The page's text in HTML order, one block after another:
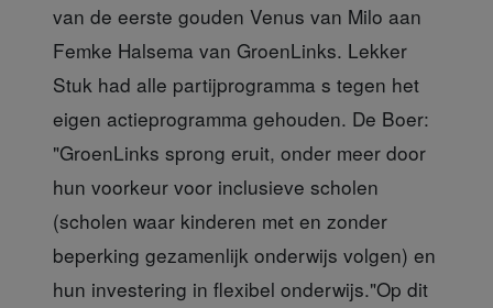
van de eerste gouden Venus van Milo aan
Femke Halsema van GroenLinks. Lekker
Stuk had alle partijprogramma s tegen het
eigen actieprogramma gehouden. De Boer:
"GroenLinks sprong eruit, onder meer door
hun voorkeur voor inclusieve scholen
(scholen waar kinderen met en zonder
beperking gezamenlijk onderwijs volgen) en
hun investering in flexibel onderwijs."Op dit